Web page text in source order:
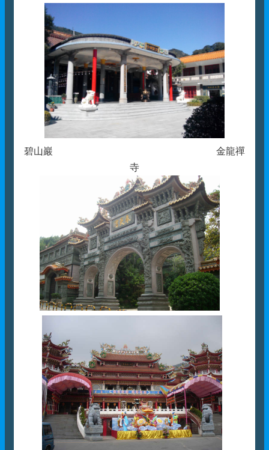
碧山巖 金龍禪
寺